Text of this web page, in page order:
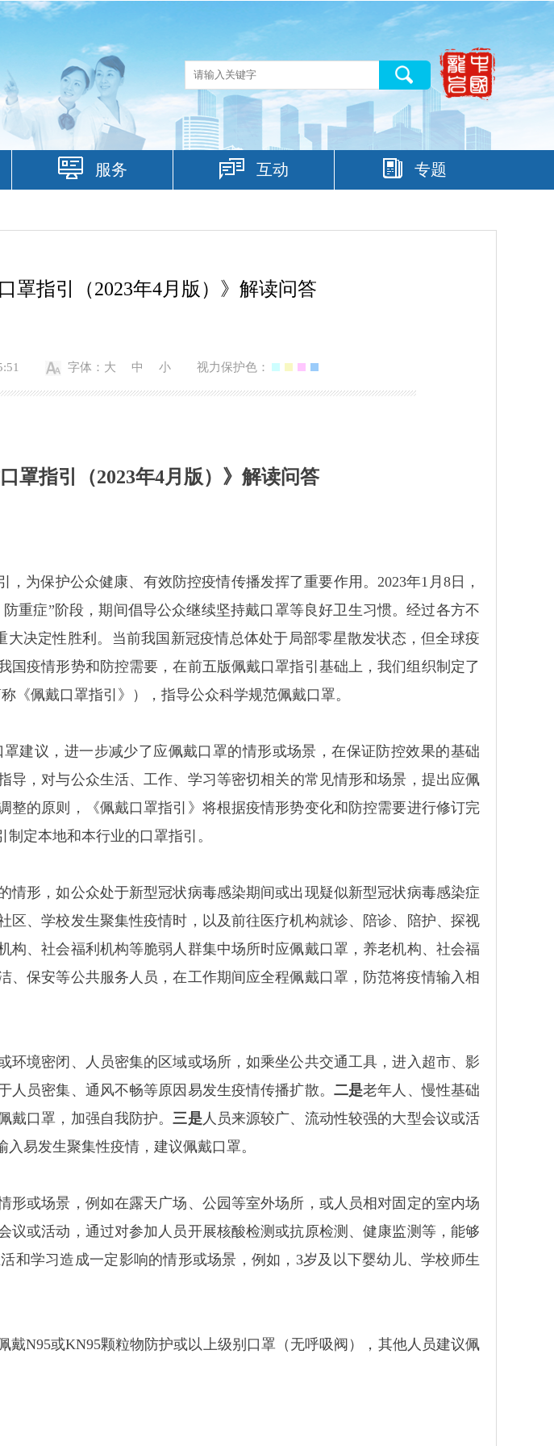
服务 互动 专题
罩指引（2023年4月版）》解读问答
字体： 大 中 小 视力保护色：
罩指引 （2023年4月版）》 解读问答
保护公众健康、有效防控疫情传播发挥了重要作用。2023年1月8日，
重症”阶段，期间倡导公众继续坚持戴口罩等良好卫生习惯。经过各方不
决定性胜利。当前我国新冠疫情总体处于局部零星散发状态，但全球疫
疫情形势和防控需要，在前五版佩戴口罩指引基础上，我们组织制定了
《佩戴口罩指引》），指导公众科学规范佩戴口罩。
建议，进一步减少了应佩戴口罩的情形或场景，在保证防控效果的基础
导，对与公众生活、工作、学习等密切相关的常见情形和场景，提出应佩
整的原则，《佩戴口罩指引》将根据疫情形势变化和防控需要进行修订完
定本地和本行业的口罩指引。
情形，如公众处于新型冠状病毒感染期间或出现疑似新型冠状病毒感染症
、学校发生聚集性疫情时，以及前往医疗机构就诊、陪诊、陪护、探视
构、社会福利机构等脆弱人群集中场所时应佩戴口罩，养老机构、社会福
保安等公共服务人员，在工作期间应全程佩戴口罩，防范将疫情输入相
环境密闭、人员密集的区域或场所，如乘坐公共交通工具，进入超市、影
员密集、通风不畅等原因易发生疫情传播扩散。 二是老年人、慢性基础
戴口罩，加强自我防护。三是人员来源较广、流动性较强的大型会议或活
易发生聚集性疫情，建议佩戴口罩。
形或场景，例如在露天广场、公园等室外场所，或人员相对固定的室内场
议或活动，通过对参加人员开展核酸检测或抗原检测、健康监测等，能够
和学习造成一定影响的情形或场景，例如，3岁及以下婴幼儿、学校师生
或KN95颗粒物防护或以上级别口罩（无呼吸阀），其他人员建议佩